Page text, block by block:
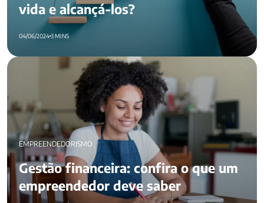
vida e alcançá-los?
04/06/20243 MINS
Gestão financeira: confira o que um empreendedor deve
EMPREENDEDORISMO
Gestão financeira: confira o que um
empreendedor deve saber